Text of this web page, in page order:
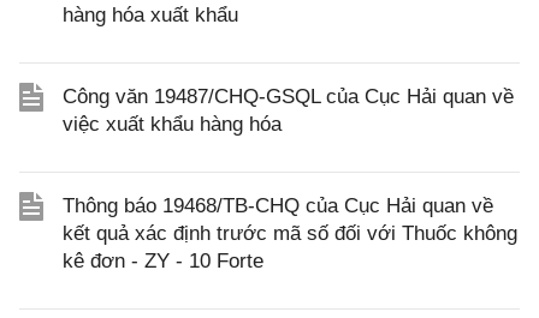
hàng hóa xuất khẩu
Công văn 19487/CHQ-GSQL của Cục Hải quan về
việc xuất khẩu hàng hóa
Thông báo 19468/TB-CHQ của Cục Hải quan về
kết quả xác định trước mã số đối với Thuốc không
kê đơn - ZY - 10 Forte